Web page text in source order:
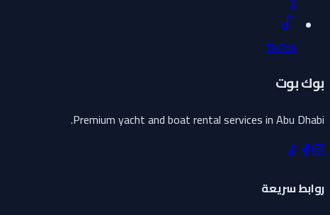
TikTok
بوك بوت
Premium yacht and boat rental services in Abu Dhabi.
روابط سريعة